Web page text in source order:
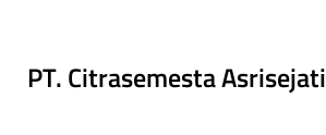
PT. Citrasemesta Asrisejati